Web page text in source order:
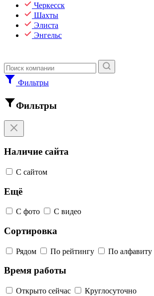
Черкесск
Шахты
Элиста
Энгельс
Фильтры
Фильтры
Наличие сайта
С сайтом
Ещё
С фото С видео
Сортировка
Рядом По рейтингу По алфавиту
Время работы
Открыто сейчас Круглосуточно